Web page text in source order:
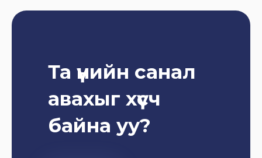
Та үнийн санал
авахыг хүсч
байна уу?